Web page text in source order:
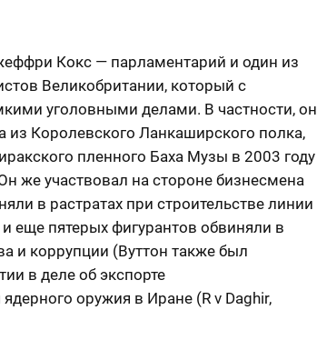
Кокс — парламентарий и один из
Великобритании, который с
уголовными делами. В частности, он
Королевского Ланкаширского полка,
пленного Баха Музы в 2003 году
же участвовал на стороне бизнесмена
в растратах при строительстве линии
еще пятерых фигурантов обвиняли в
и коррупции (Вуттон также был
в деле об экспорте
оружия в Иране (R v Daghir,